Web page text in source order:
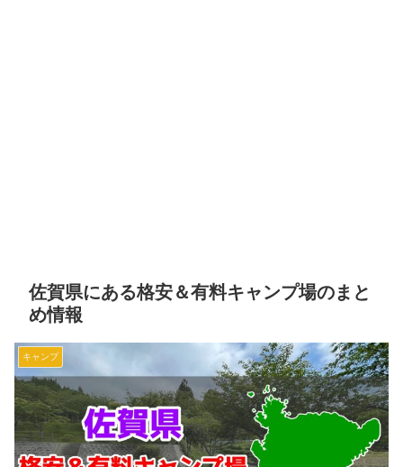
佐賀県にある格安＆有料キャンプ場のまと
め情報
キャンプ